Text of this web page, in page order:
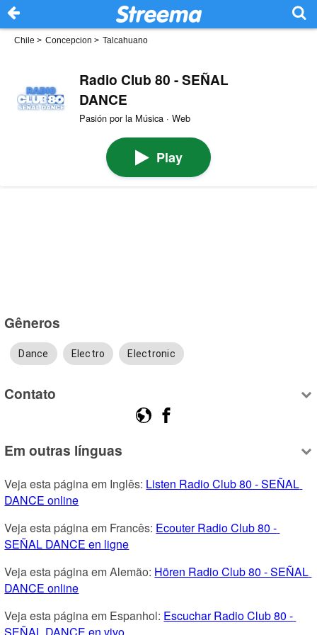
Chile > Concepcion > Talcahuano
Radio Club 80 - SEÑAL
DANCE
Pasión por la Música · Web
Play
Gêneros
Dance Electro Electronic
Contato
Em outras línguas
Veja esta página em Inglês: Listen Radio Club 80 - SEÑAL
DANCE online
Veja esta página em Francês: Ecouter Radio Club 80 -
SEÑAL DANCE en ligne
Veja esta página em Alemão: Hören Radio Club 80 - SEÑAL
DANCE online
Veja esta página em Espanhol: Escuchar Radio Club 80 -
SEÑAL DANCE en vivo